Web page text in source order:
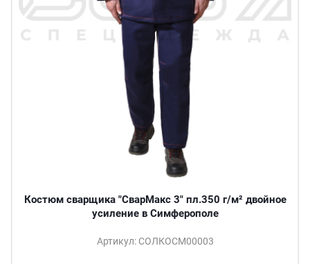
Костюм сварщика "СварМакс 3" пл.350 г/м² двойное
усиление в Симферополе
Артикул: СОЛКОСМ00003